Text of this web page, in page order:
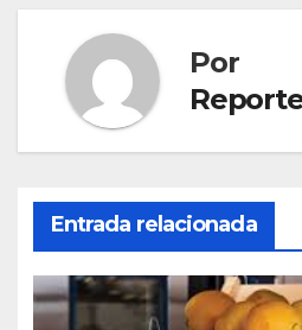
Por
Entrada relacionada